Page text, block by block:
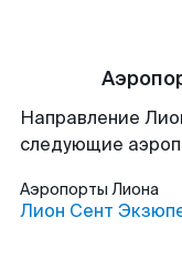
Направление
следующие
Аэропорты Лиона
Лион Сент